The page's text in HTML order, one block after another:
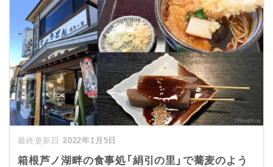
2022年1月5日
箱根芦ノ湖畔の食事処「絹引の里」で蕎麦のよう